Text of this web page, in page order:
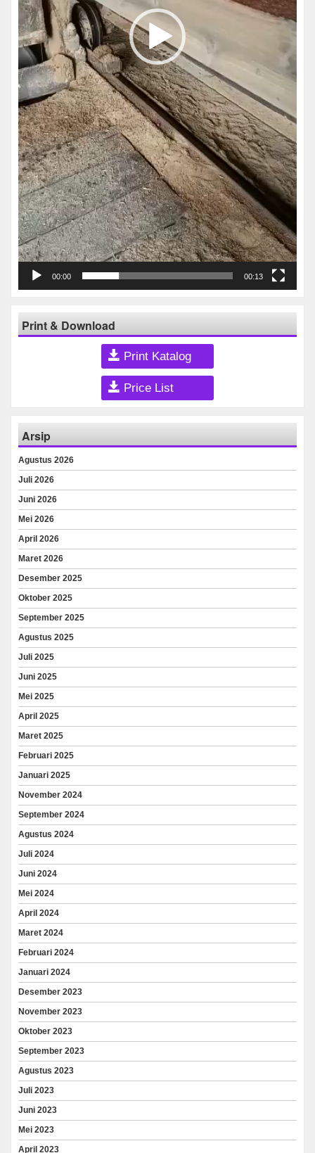
00:00 00:13
Print & Download
Print Katalog
Price List
Arsip
Agustus 2026
Juli 2026
Juni 2026
Mei 2026
April 2026
Maret 2026
Desember 2025
Oktober 2025
September 2025
Agustus 2025
Juli 2025
Juni 2025
Mei 2025
April 2025
Maret 2025
Februari 2025
Januari 2025
November 2024
September 2024
Agustus 2024
Juli 2024
Juni 2024
Mei 2024
April 2024
Maret 2024
Februari 2024
Januari 2024
Desember 2023
November 2023
Oktober 2023
September 2023
Agustus 2023
Juli 2023
Juni 2023
Mei 2023
April 2023